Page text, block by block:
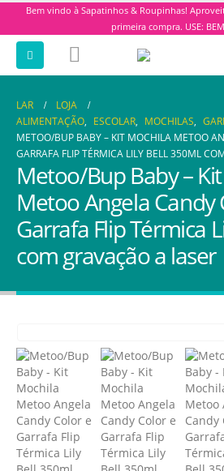
Bem vindo à Sapatinhos & Roupinhas!
primeira compra. USE:
LAR
LOJA
ALIMENTAÇÃO, ESCOLAR, MOCHILAS,
METOO/BUP BABY – KIT MOCHILA METOO
GARRAFA FLIP TÉRMICA LILY BELL 350ML
Metoo/Bup Baby –
Metoo Angela Candy
Garrafa Flip Térmica
com gravação a laser